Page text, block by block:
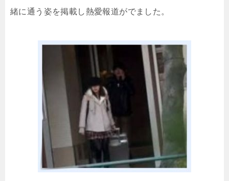
緒に通う姿を掲載し熱愛報道がでました。